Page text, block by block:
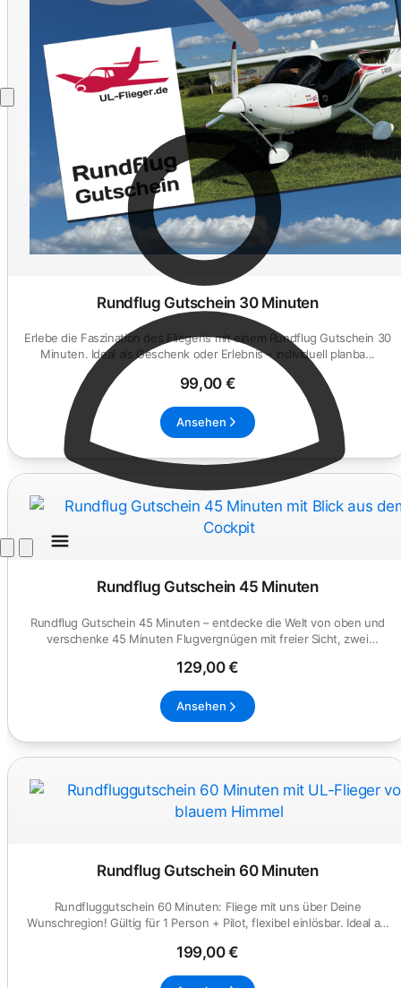
Rundflug Gutschein 30 Minuten
Erlebe die Faszination des Fliegens mit einem Rundflug Gutschein 30
Minuten. Ideal als Geschenk oder Erlebnis – individuell planba...
99,00 €
Ansehen
Rundflug Gutschein 45 Minuten
Rundflug Gutschein 45 Minuten – entdecke die Welt von oben und
verschenke 45 Minuten Flugvergnügen mit freier Sicht, zwei
129,00 €
Ansehen
Rundflug Gutschein 60 Minuten
Rundfluggutschein 60 Minuten: Fliege mit uns über Deine
Wunschregion! Gültig für 1 Person + Pilot, flexibel einlösbar. Ideal als
199,00 €